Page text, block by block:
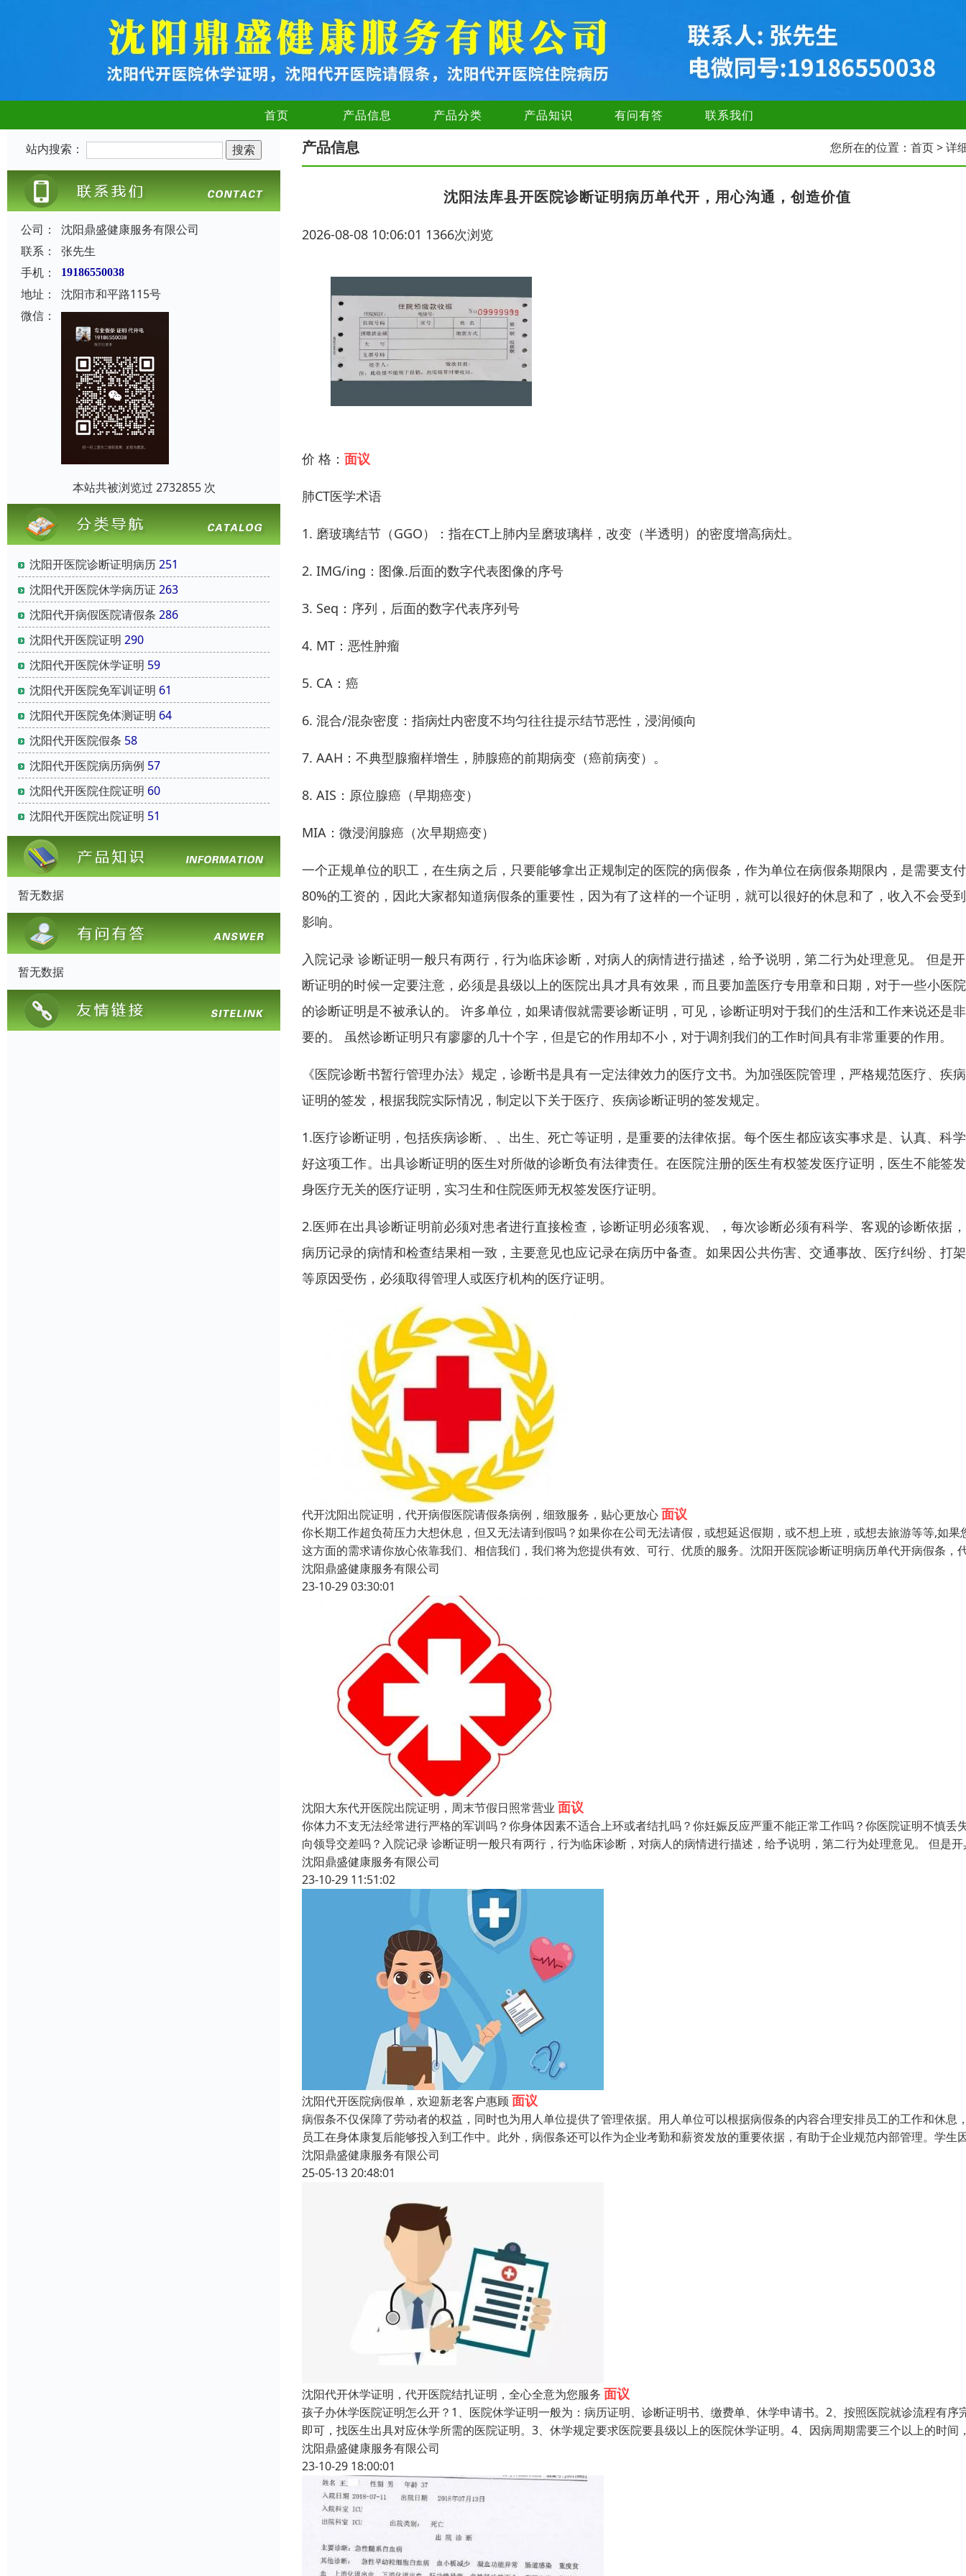
首页 产品信息 产品分类 产品知识 有问有答 联系我们
站内搜索：
公司：
沈阳鼎盛健康服务有限公司
联系：
张先生
手机：
19186550038
地址：
沈阳市和平路115号
微信：
本站共被浏览过 2732855 次
沈阳开医院诊断证明病历251
沈阳代开医院休学病历证 263
沈阳代开病假医院请假条 286
沈阳代开医院证明 290
沈阳代开医院休学证明 59
沈阳代开医院免军训证明 61
沈阳代开医院免体测证明 64
沈阳代开医院假条 58
沈阳代开医院病历病例 57
沈阳代开医院住院证明 60
沈阳代开医院出院证明 51
暂无数据
暂无数据
产品信息 您所在的位置： 首页> 详
沈阳法库县开医院诊断证明病历单代开，用心沟通，创造价值
2026-08-08 10:06:01 1366次浏览
价 格： 面议
肺CT医学术语
1. 磨玻璃结节（GGO）：指在CT上肺内呈磨玻璃样，改变（半透明）的密度增高病灶。
2. IMG/ing：图像.后面的数字代表图像的序号
3. Seq：序列，后面的数字代表序列号
4. MT：恶性肿瘤
5. CA：癌
6. 混合/混杂密度：指病灶内密度不均匀往往提示结节恶性，浸润倾向
7. AAH：不典型腺瘤样增生，肺腺癌的前期病变（癌前病变）。
8. AIS：原位腺癌（早期癌变）
MIA：微浸润腺癌（次早期癌变）
一个正规单位的职工，在生病之后，只要能够拿出正规制定的医院的病假条，作为单位在病假条期限内，是需要支
80%的工资的，因此大家都知道病假条的重要性，因为有了这样的一个证明，就可以很好的休息和了，收入不会受
影响。
入院记录 诊断证明一般只有两行，行为临床诊断，对病人的病情进行描述，给予说明，第二行为处理意见。 但是
断证明的时候一定要注意，必须是县级以上的医院出具才具有效果，而且要加盖医疗专用章和日期，对于一些小医
的诊断证明是不被承认的。 许多单位，如果请假就需要诊断证明，可见，诊断证明对于我们的生活和工作来说还是
要的。 虽然诊断证明只有廖廖的几十个字，但是它的作用却不小，对于调剂我们的工作时间具有非常重要的作用。
《医院诊断书暂行管理办法》规定，诊断书是具有一定法律效力的医疗文书。为加强医院管理，严格规范医疗、疾
证明的签发，根据我院实际情况，制定以下关于医疗、疾病诊断证明的签发规定。
1.医疗诊断证明，包括疾病诊断、、出生、死亡等证明，是重要的法律依据。每个医生都应该实事求是、认真、科
好这项工作。出具诊断证明的医生对所做的诊断负有法律责任。在医院注册的医生有权签发医疗证明，医生不能签
身医疗无关的医疗证明，实习生和住院医师无权签发医疗证明。
2.医师在出具诊断证明前必须对患者进行直接检查，诊断证明必须客观、，每次诊断必须有科学、客观的诊断依据
病历记录的病情和检查结果相一致，主要意见也应记录在病历中备查。如果因公共伤害、交通事故、医疗纠纷、打
等原因受伤，必须取得管理人或医疗机构的医疗证明。
代开沈阳出院证明，代开病假医院请假条病例，细致服务，贴心更放心面议
你长期工作超负荷压力大想休息，但又无法请到假吗？如果你在公司无法请假，或想延迟假期，或不想上班，或想去旅游等等,如果
这方面的需求请你放心依靠我们、相信我们，我们将为您提供有效、可行、优质的服务。沈阳开医院诊断证明病历单代开病假条，
沈阳鼎盛健康服务有限公司
23-10-29 03:30:01
沈阳大东代开医院出院证明，周末节假日照常营业 面议
你体力不支无法经常进行严格的军训吗？你身体因素不适合上环或者结扎吗？你妊娠反应严重不能正常工作吗？你医院证明不慎丢
向领导交差吗？入院记录 诊断证明一般只有两行，行为临床诊断，对病人的病情进行描述，给予说明，第二行为处理意见。 但是开
沈阳鼎盛健康服务有限公司
23-10-29 11:51:02
沈阳代开医院病假单，欢迎新老客户惠顾 面议
病假条不仅保障了劳动者的权益，同时也为用人单位提供了管理依据。用人单位可以根据病假条的内容合理安排员工的工作和休息
员工在身体康复后能够投入到工作中。此外，病假条还可以作为企业考勤和薪资发放的重要依据，有助于企业规范内部管理。学生
沈阳鼎盛健康服务有限公司
25-05-13 20:48:01
沈阳代开休学证明，代开医院结扎证明，全心全意为您服务 面议
孩子办休学医院证明怎么开？1、医院休学证明一般为：病历证明、诊断证明书、缴费单、休学申请书。2、按照医院就诊流程有序
即可，找医生出具对应休学所需的医院证明。3、休学规定要求医院要县级以上的医院休学证明。4、因病周期需要三个以上的时间
沈阳鼎盛健康服务有限公司
23-10-29 18:00:01